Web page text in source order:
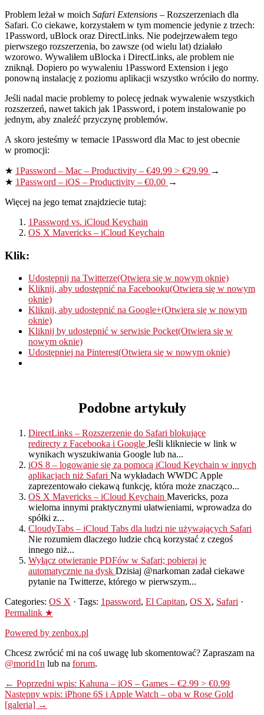
Problem leżał w moich Safari Extensions – Rozszerzeniach dla
Safari. Co ciekawe, korzystałem w tym momencie jedynie z trzech:
1Password, uBlock oraz DirectLinks. Nie podejrzewałem tego
pierwszego rozszerzenia, bo zawsze (od wielu lat) działało
wzorowo. Wywaliłem uBlocka i DirectLinks, ale problem nie
zniknął. Dopiero po wywaleniu 1Password Extension i jego
ponowną instalację z poziomu aplikacji wszystko wróciło do normy.
Jeśli nadal macie problemy to polecę jednak wywalenie wszystkich
rozszerzeń, nawet takich jak 1Password, i potem instalowanie po
jednym, aby znaleźć przyczynę problemów.
A skoro jesteśmy w temacie 1Password dla Mac to jest obecnie
w promocji:
★ 1Password – Mac – Productivity – €49.99 > €29.99 →
★ 1Password – iOS – Productivity – €0.00 →
Więcej na jego temat znajdziecie tutaj:
1Password vs. iCloud Keychain
OS X Mavericks – iCloud Keychain
Klik:
Udostępnij na Twitterze(Otwiera się w nowym oknie)
Kliknij, aby udostępnić na Facebooku(Otwiera się w nowym
oknie)
Kliknij, aby udostępnić na Google+(Otwiera się w nowym
oknie)
Kliknij by udostępnić w serwisie Pocket(Otwiera się w
nowym oknie)
Udostępniej na Pinterest(Otwiera się w nowym oknie)
Podobne artykuły
DirectLinks – Rozszerzenie do Safari blokujące
redirecty z Facebooka i Google Jeśli klikniecie w link w
wynikach wyszukiwania Google lub na...
iOS 8 – logowanie się za pomocą iCloud Keychain w innych
aplikacjach niż Safari Na wykładach WWDC Apple
zaprezentowało ciekawą funkcję, która może znacząco...
OS X Mavericks – iCloud Keychain Mavericks, poza
wieloma innymi praktycznymi ułatwieniami, wprowadza do
spółki z...
CloudyTabs – iCloud Tabs dla ludzi nie używających Safari
Nie rozumiem dlaczego ludzie chcą korzystać z czegoś
innego niż...
Wyłącz otwieranie PDFów w Safari; pobieraj je
automatycznie na dysk Dzisiaj @narkoman zadał ciekawe
pytanie na Twitterze, którego w pierwszym...
Categories: OS X · Tags: 1password, El Capitan, OS X, Safari ·
Permalink ★
Powered by zenbox.pl
Chcesz zwrócić mi na coś uwagę lub skomentować? Zapraszam na
@morid1n lub na forum.
← Poprzedni wpis: Kahuna – iOS – Games – €2.99 > €0.99
Następny wpis: iPhone 6S i Apple Watch – oba w Rose Gold
[galeria] →